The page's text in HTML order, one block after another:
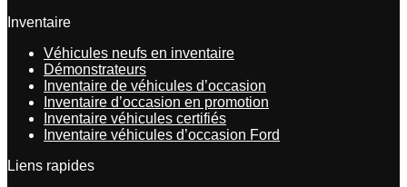
Inventaire
Véhicules neufs en inventaire
Démonstrateurs
Inventaire de véhicules d’occasion
Inventaire d’occasion en promotion
Inventaire véhicules certifiés
Inventaire véhicules d’occasion Ford
Liens rapides